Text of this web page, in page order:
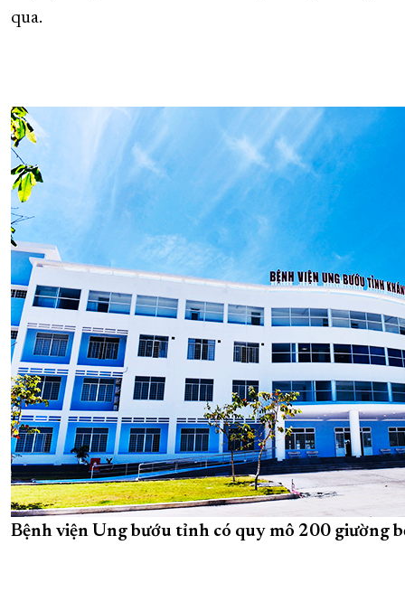
qua.
Bệnh viện Ung bướu tỉnh có quy mô 200 giường